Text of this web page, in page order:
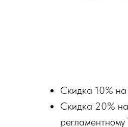
Скидка 10% на
Скидка 20%